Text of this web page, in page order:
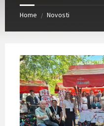
Home / Novosti